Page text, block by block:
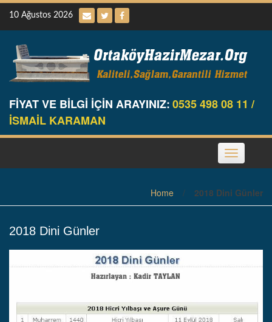
Skip
content
10 Ağustos 2026
FİYAT VE BİLGİ İÇİN ARAYINIZ:0535 498 08 11 /
İSMAİL KARAMAN
Toggle
navigation
Home / 2018 Dini Günler
2018 Dini Günler